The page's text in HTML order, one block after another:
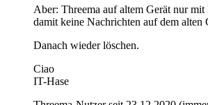
Aber: Threema auf altem Gerät nur mit
damit keine Nachrichten auf dem alten
Danach wieder löschen.
Ciao
IT-Hase